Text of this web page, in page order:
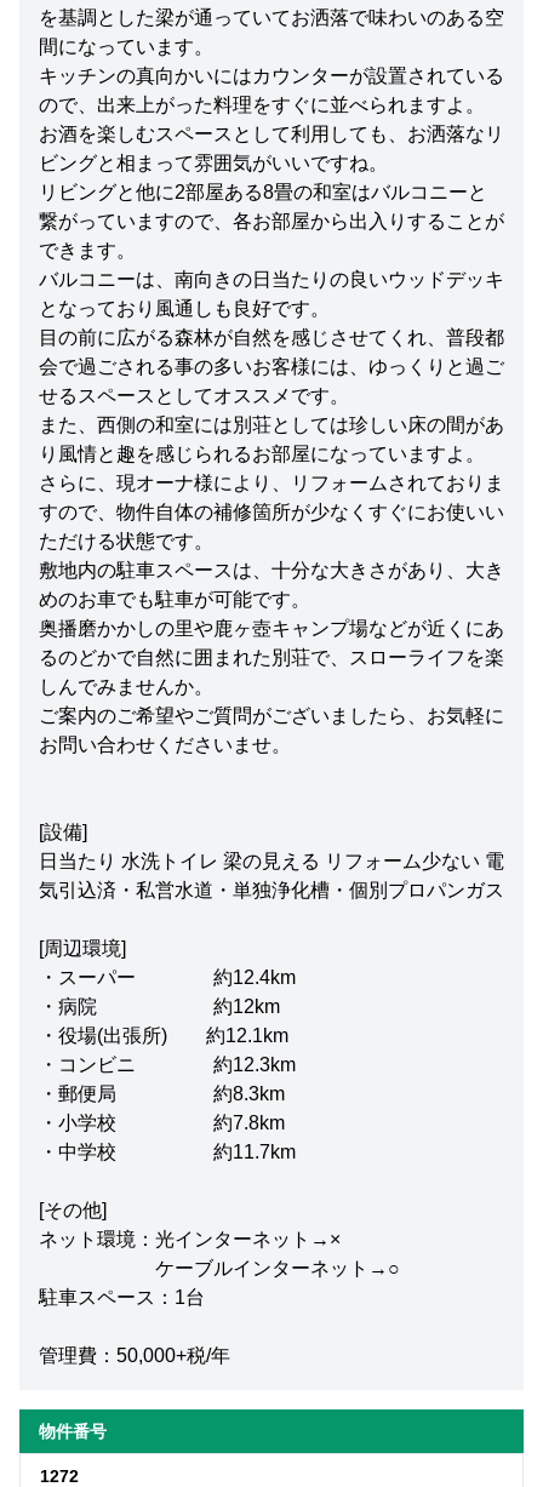
を基調とした梁が通っていてお洒落で味わいのある空
間になっています。
キッチンの真向かいにはカウンターが設置されている
ので、出来上がった料理をすぐに並べられますよ。
お酒を楽しむスペースとして利用しても、お洒落なリ
ビングと相まって雰囲気がいいですね。
リビングと他に2部屋ある8畳の和室はバルコニーと
繋がっていますので、各お部屋から出入りすることが
できます。
バルコニーは、南向きの日当たりの良いウッドデッキ
となっており風通しも良好です。
目の前に広がる森林が自然を感じさせてくれ、普段都
会で過ごされる事の多いお客様には、ゆっくりと過ご
せるスペースとしてオススメです。
また、西側の和室には別荘としては珍しい床の間があ
り風情と趣を感じられるお部屋になっていますよ。
さらに、現オーナ様により、リフォームされておりま
すので、物件自体の補修箇所が少なくすぐにお使いい
ただける状態です。
敷地内の駐車スペースは、十分な大きさがあり、大き
めのお車でも駐車が可能です。
奥播磨かかしの里や鹿ヶ壺キャンプ場などが近くにあ
るのどかで自然に囲まれた別荘で、スローライフを楽
しんでみませんか。
ご案内のご希望やご質問がございましたら、お気軽に
お問い合わせくださいませ。
[設備]
日当たり 水洗トイレ 梁の見える リフォーム少ない 電
気引込済・私営水道・単独浄化槽・個別プロパンガス
[周辺環境]
・スーパー 約12.4km
・病院 約12km
・役場(出張所) 約12.1km
・コンビニ 約12.3km
・郵便局 約8.3km
・小学校 約7.8km
・中学校 約11.7km
[その他]
ネット環境：光インターネット→×
ケーブルインターネット→○
駐車スペース：1台
管理費：50,000+税/年
物件番号
1272